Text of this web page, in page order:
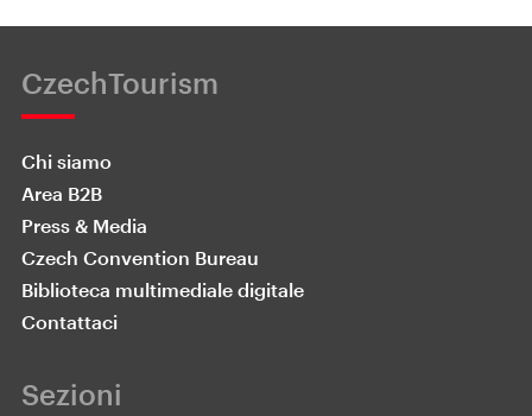
CzechTourism
Chi siamo
Area B2B
Press & Media
Czech Convention Bureau
Biblioteca multimediale digitale
Contattaci
Sezioni